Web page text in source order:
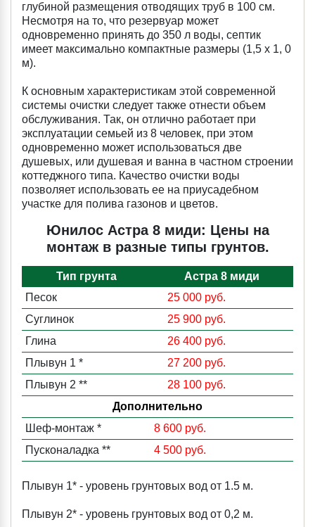
глубиной размещения отводящих труб в 100 см.
Несмотря на то, что резервуар может
одновременно принять до 350 л воды, септик
имеет максимально компактные размеры (1,5 х 1, 0
м).
К основным характеристикам этой современной
системы очистки следует также отнести объем
обслуживания. Так, он отлично работает при
эксплуатации семьей из 8 человек, при этом
одновременно может использоваться две
душевых, или душевая и ванна в частном строении
коттеджного типа. Качество очистки воды
позволяет использовать ее на приусадебном
участке для полива газонов и цветов.
Юнилос Астра 8 миди: Цены на
монтаж в разные типы грунтов.
Тип грунта
Астра 8 миди
Песок
25 000 руб.
Суглинок
25 900 руб.
Глина
26 400 руб.
Плывун 1 *
27 200 руб.
Плывун 2 **
28 100 руб.
Дополнительно
Шеф-монтаж *
8 600 руб.
Пусконаладка **
4 500 руб.
Плывун 1* - уровень грунтовых вод от 1.5 м.
Плывун 2* - уровень грунтовых вод от 0,2 м.